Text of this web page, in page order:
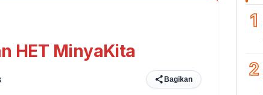
HET MinyaKita
Bagikan
1
2